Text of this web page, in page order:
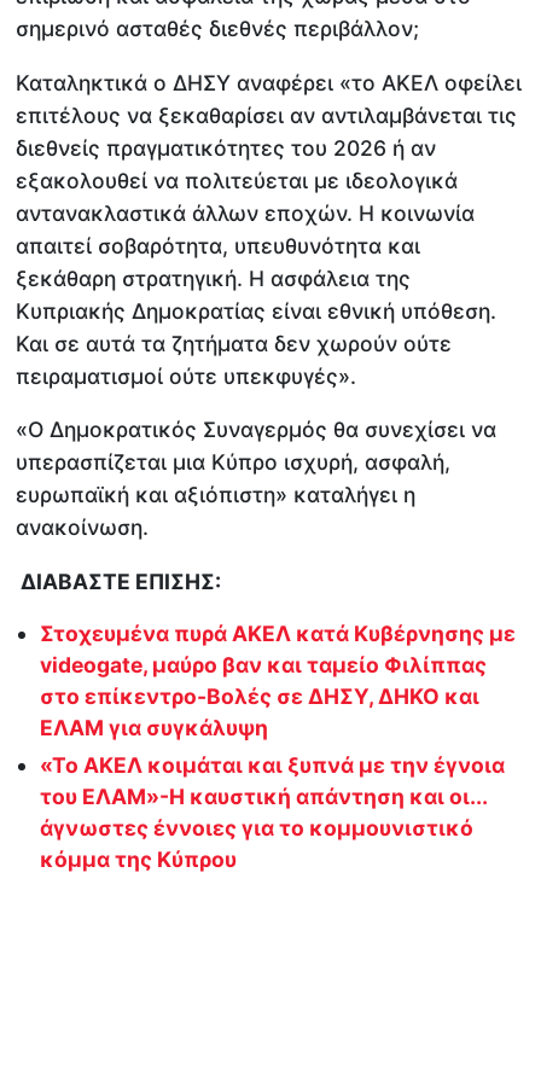
σημερινό ασταθές διεθνές περιβάλλον;
Καταληκτικά ο ΔΗΣΥ αναφέρει «το ΑΚΕΛ οφείλει
επιτέλους να ξεκαθαρίσει αν αντιλαμβάνεται τις
διεθνείς πραγματικότητες του 2026 ή αν
εξακολουθεί να πολιτεύεται με ιδεολογικά
αντανακλαστικά άλλων εποχών. Η κοινωνία
απαιτεί σοβαρότητα, υπευθυνότητα και
ξεκάθαρη στρατηγική. Η ασφάλεια της
Κυπριακής Δημοκρατίας είναι εθνική υπόθεση.
Και σε αυτά τα ζητήματα δεν χωρούν ούτε
πειραματισμοί ούτε υπεκφυγές».
«Ο Δημοκρατικός Συναγερμός θα συνεχίσει να
υπερασπίζεται μια Κύπρο ισχυρή, ασφαλή,
ευρωπαϊκή και αξιόπιστη» καταλήγει η
ανακοίνωση.
ΔΙΑΒΑΣΤΕ ΕΠΙΣΗΣ:
Στοχευμένα πυρά ΑΚΕΛ κατά Κυβέρνησης με
videogate, μαύρο βαν και ταμείο Φιλίππας
στο επίκεντρο-Βολές σε ΔΗΣΥ, ΔΗΚΟ και
ΕΛΑΜ για συγκάλυψη
«Το ΑΚΕΛ κοιμάται και ξυπνά με την έγνοια
του ΕΛΑΜ»-Η καυστική απάντηση και οι...
άγνωστες έννοιες για το κομμουνιστικό
κόμμα της Κύπρου